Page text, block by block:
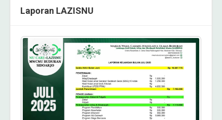
Laporan LAZISNU